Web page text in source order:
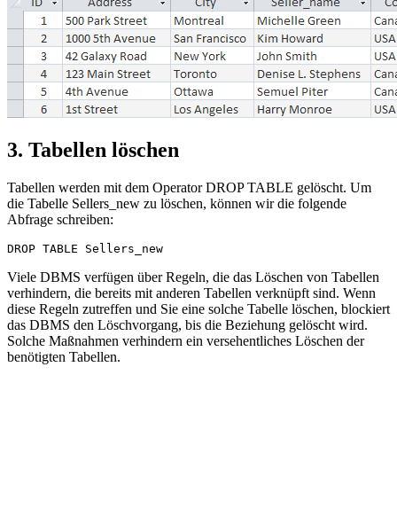
3. Tabellen löschen
Tabellen werden mit dem Operator DROP TABLE gelöscht. Um
die Tabelle Sellers_new zu löschen, können wir die folgende
Abfrage schreiben:
Viele DBMS verfügen über Regeln, die das Löschen von Tabellen
verhindern, die bereits mit anderen Tabellen verknüpft sind. Wenn
diese Regeln zutreffen und Sie eine solche Tabelle löschen, blockiert
das DBMS den Löschvorgang, bis die Beziehung gelöscht wird.
Solche Maßnahmen verhindern ein versehentliches Löschen der
benötigten Tabellen.